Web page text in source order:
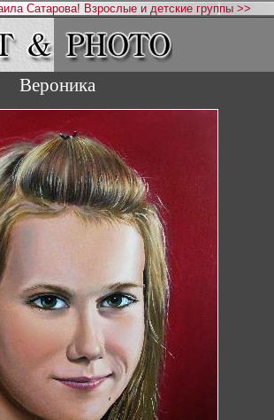
Сатарова! Взрослые и детские группы >>
Вероника